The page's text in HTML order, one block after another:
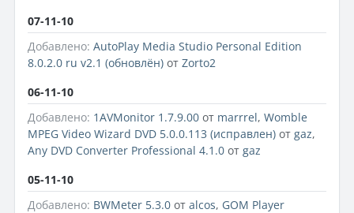
07-11-10
Добавлено: AutoPlay Media Studio Personal Edition
8.0.2.0 ru v2.1 (обновлён) от Zorto2
06-11-10
Добавлено: 1AVMonitor 1.7.9.00 от marrrel, Womble
MPEG Video Wizard DVD 5.0.0.113 (исправлен) от gaz,
Any DVD Converter Professional 4.1.0 от gaz
05-11-10
Добавлено: BWMeter 5.3.0 от alcos, GOM Player